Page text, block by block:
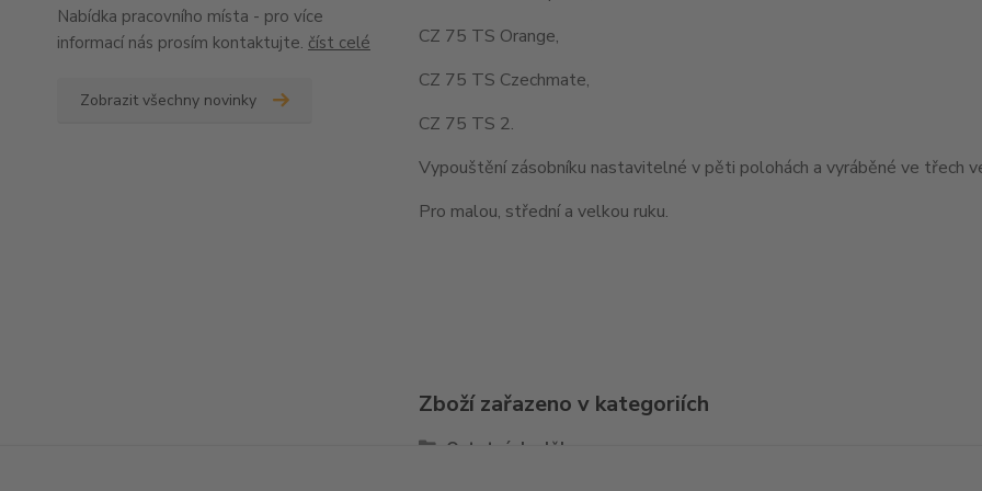
Nabídka pracovního místa - pro více
informací nás prosím kontaktujte. číst celé
Zobrazit všechny novinky
CZ 75 TS Orange,
CZ 75 TS Czechmate,
CZ 75 TS 2.
Vypouštění zásobníku nastavitelné v pěti polohách a vyráběné ve třech
Pro malou, střední a velkou ruku.
Zboží zařazeno v kategoriích
Ostatní doplňky